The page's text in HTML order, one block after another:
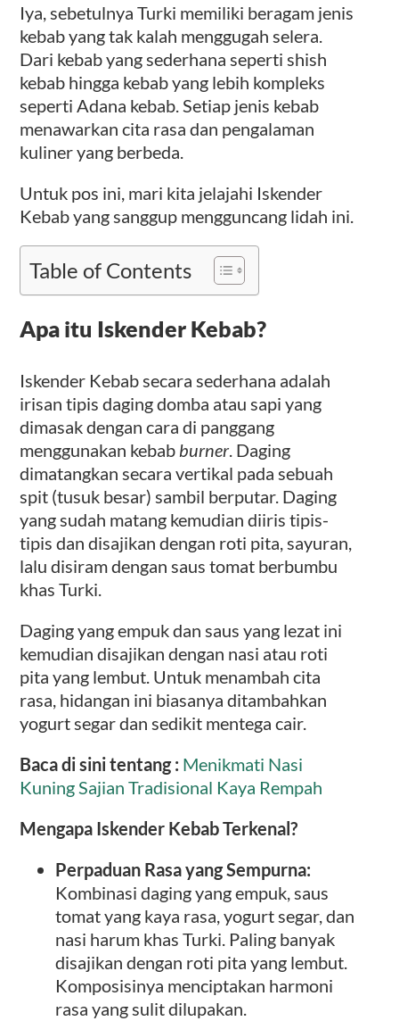
Iya, sebetulnya Turki memiliki beragam jenis
kebab yang tak kalah menggugah selera.
Dari kebab yang sederhana seperti shish
kebab hingga kebab yang lebih kompleks
seperti Adana kebab. Setiap jenis kebab
menawarkan cita rasa dan pengalaman
kuliner yang berbeda.
Untuk pos ini, mari kita jelajahi Iskender
Kebab yang sanggup mengguncang lidah ini.
Table of Contents
Apa itu Iskender Kebab?
Iskender Kebab secara sederhana adalah
irisan tipis daging domba atau sapi yang
dimasak dengan cara di panggang
menggunakan kebab burner. Daging
dimatangkan secara vertikal pada sebuah
spit (tusuk besar) sambil berputar. Daging
yang sudah matang kemudian diiris tipis-
tipis dan disajikan dengan roti pita, sayuran,
lalu disiram dengan saus tomat berbumbu
khas Turki.
Daging yang empuk dan saus yang lezat ini
kemudian disajikan dengan nasi atau roti
pita yang lembut. Untuk menambah cita
rasa, hidangan ini biasanya ditambahkan
yogurt segar dan sedikit mentega cair.
Baca di sini tentang : Menikmati Nasi
Kuning Sajian Tradisional Kaya Rempah
Mengapa Iskender Kebab Terkenal?
Perpaduan Rasa yang Sempurna:
Kombinasi daging yang empuk, saus
tomat yang kaya rasa, yogurt segar, dan
nasi harum khas Turki. Paling banyak
disajikan dengan roti pita yang lembut.
Komposisinya menciptakan harmoni
rasa yang sulit dilupakan.